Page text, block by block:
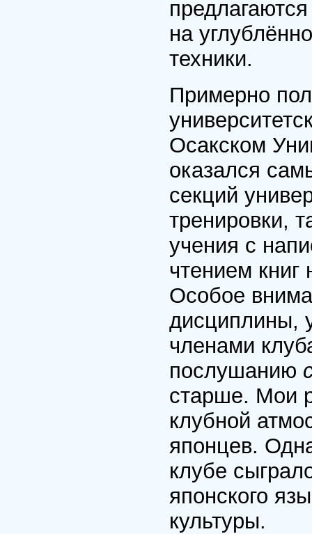
на
техники.
Примерно
Осакском
оказался
секций
тренировки,
учения с
чтением книг
Особое
дисциплины,
членами
послушанию
старше. Мои
клубной
японцев.
клубе
японского
культуры.